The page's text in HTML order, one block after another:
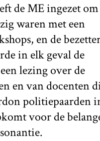
de ME ingezet om
waren met een
en de
in elk geval de
lezing over de
en van docenten
politiepaarden
voor de